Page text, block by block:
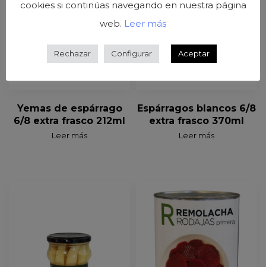
Yemas de espárrago
6/8 extra frasco 212ml
Leer más
Espárragos blancos 6/8
extra frasco 370ml
Leer más
cookies si continúas navegando en nuestra página
web. Leer más
Rechazar Configurar Aceptar